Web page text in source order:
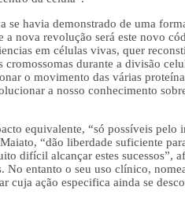
havia demonstrado de uma
nova revolução será este novo
em células vivas, quer
durante a divisão
o movimento das várias
a nosso conhecimento
equivalente, “só possíveis pelo
“dão liberdade suficiente
difícil alcançar estes sucessos”,
entanto o seu uso clínico,
cuja ação especifica ainda se